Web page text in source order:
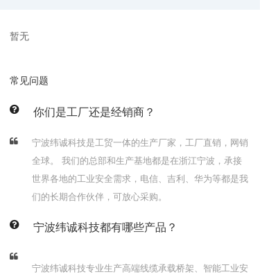
暂无
常见问题
你们是工厂还是经销商？
宁波纬诚科技是工贸一体的生产厂家，工厂直销，网销
全球。 我们的总部和生产基地都是在浙江宁波，承接
世界各地的工业安全需求，电信、吉利、华为等都是我
们的长期合作伙伴，可放心采购。
宁波纬诚科技都有哪些产品？
宁波纬诚科技专业生产高端线缆承载桥架、智能工业安